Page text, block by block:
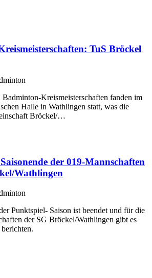
TuS Bröckel
Kreismeisterschaften fanden im
Halle in Wathlingen statt, was die
Bröckel/…
der 019-Mannschaften
Wathlingen
Punktspiel- Saison ist beendet und für die
der SG Bröckel/Wathlingen gibt es